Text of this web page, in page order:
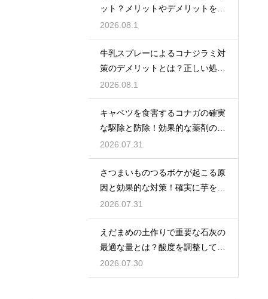
ット？メリットやデメリットを徹
底的に検証
2026.08.1
牛乳スプレーによるコナジラミ対
策のデメリットとは？正しい処理
で防ぐ
2026.08.1
キャベツを食害するコナガの確実
な駆除と防除！効果的な薬剤の選
び方
2026.07.31
さつまいものつるボケが起こる原
因と効果的な対策！確実に芋を肥
大化
2026.07.31
えだまめの土作りで重要な石灰の
最適な量とは？酸度を調整して生
育を促す
2026.07.30